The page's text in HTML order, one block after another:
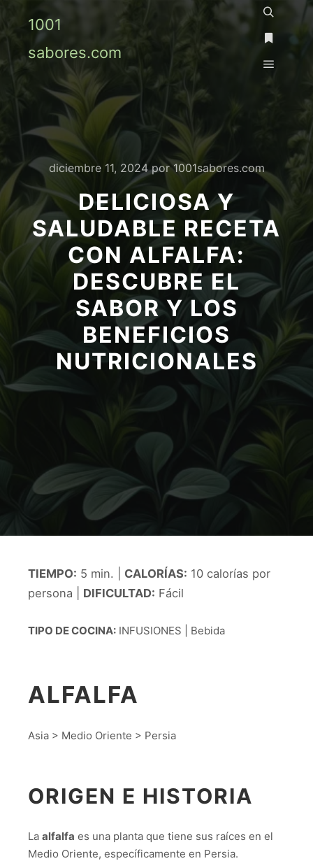
1001
sabores.com
Buscar
Menú
diciembre 11, 2024por1001sabores.com
DELICIOSA Y
SALUDABLE RECETA
CON ALFALFA:
DESCUBRE EL
SABOR Y LOS
BENEFICIOS
NUTRICIONALES
TIEMPO: 5 min. | CALORÍAS: 10 calorías por
persona | DIFICULTAD: Fácil
TIPO DE COCINA: INFUSIONES | Bebida
ALFALFA
Asia > Medio Oriente > Persia
ORIGEN E HISTORIA
La alfalfa es una planta que tiene sus raíces en el
Medio Oriente, específicamente en Persia.